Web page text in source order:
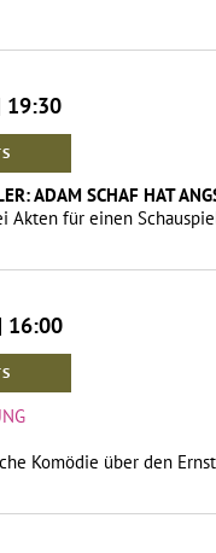
19:30
ADAM SCHAF HAT
Akten für einen
16:00
Komödie über den